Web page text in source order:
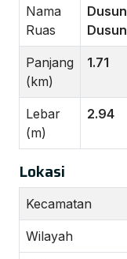
Nama
Ruas
Panjang
(km)
1.71
Lebar
(m)
2.94
Lokasi
Kecamatan
Wilayah